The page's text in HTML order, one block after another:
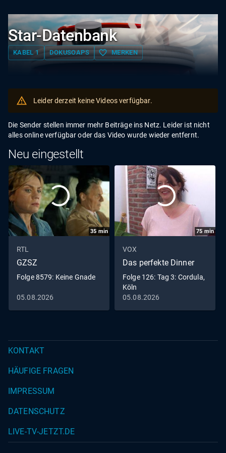
Star-Datenbank
KABEL 1 DOKUSOAPS favorite_border MERKEN
Leider derzeit keine Videos verfügbar.
Die Sender stellen immer mehr Beiträge ins Netz. Leider ist nicht
alles online verfügbar oder das Video wurde wieder entfernt.
Neu eingestellt
35 min
RTL
GZSZ
Folge 8579: Keine Gnade
05.08.2026
75 min
VOX
Das perfekte Dinner
Folge 126: Tag 3: Cordula,
Köln
05.08.2026
KONTAKT
HÄUFIGE FRAGEN
IMPRESSUM
DATENSCHUTZ
LIVE-TV-JETZT.DE